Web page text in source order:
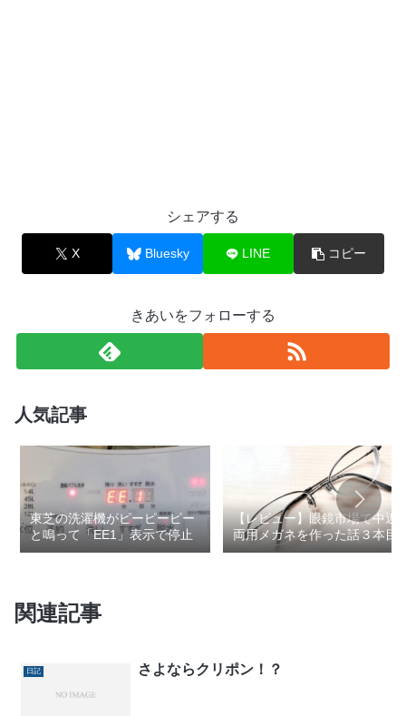
シェアする
X Bluesky LINE コピー
きあいをフォローする
人気記事
東芝の洗濯機がピーピーピー
と鳴って「EE1」表示で停止
【レビュー】眼鏡市場で中近
両用メガネを作った話３本目
関連記事
日記 さよならクリポン！？